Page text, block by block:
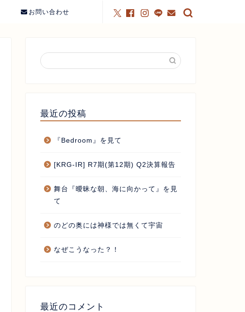
お問い合わせ
最近の投稿
『Bedroom』を見て
[KRG-IR] R7期(第12期) Q2決算報告
舞台『曖昧な朝、海に向かって』を見
て
のどの奥には神様では無くて宇宙
なぜこうなった？！
最近のコメント